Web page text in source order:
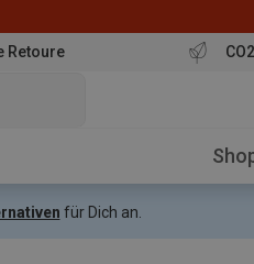
Retoure
für Dich an.